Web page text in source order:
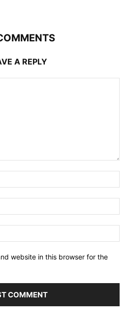
A REPLY
website in this browser for the